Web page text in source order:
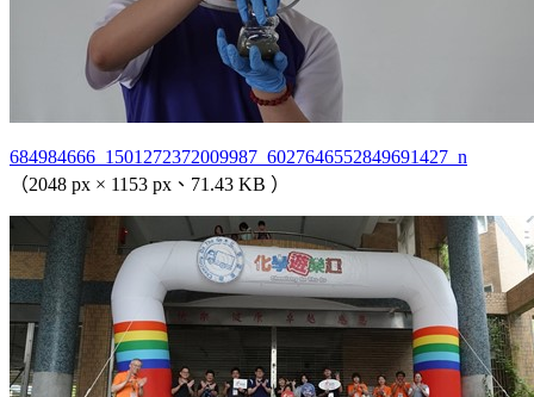
684984666_1501272372009987_6027646552849691427_n
（2048 px × 1153 px、71.43 KB ）